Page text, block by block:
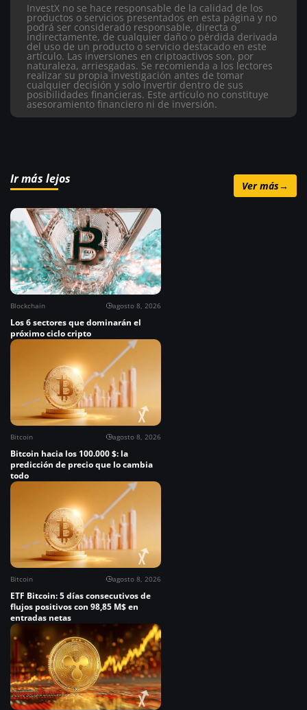
InvestX no se hace responsable de la calidad de los
productos o servicios presentados en esta página y no
podrá ser considerado responsable, directa o
indirectamente, de cualquier daño o pérdida derivada
del uso de un producto o servicio destacado en este
artículo. Las inversiones en criptoactivos son, por
naturaleza, arriesgadas. Se recomienda a los lectores
realizar su propia investigación antes de tomar
cualquier decisión y solo invertir dentro de sus
posibilidades financieras. Este artículo no constituye
asesoramiento financiero ni de inversión.
Ir más lejos Ver más→
Blockchain agosto 8, 2026
Los 6 sectores que dominarán el
próximo ciclo cripto
Bitcoin agosto 8, 2026
Bitcoin hacia los 100.000 $: la
predicción de precio que lo cambia
todo
Bitcoin agosto 8, 2026
ETF Bitcoin: 5 días consecutivos de
flujos positivos con 98,85 M$ en
entradas netas